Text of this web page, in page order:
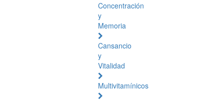
Concentración
y
Memoria
Cansancio
y
Vitalidad
Multivitamínicos